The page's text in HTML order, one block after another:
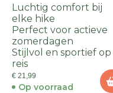
Luchtig comfort bij
elke hike
Perfect voor actieve
zomerdagen
Stijlvol en sportief op
reis
€ 21,99
Op voorraad